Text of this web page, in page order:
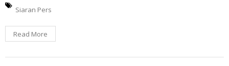
Siaran Pers
Read More